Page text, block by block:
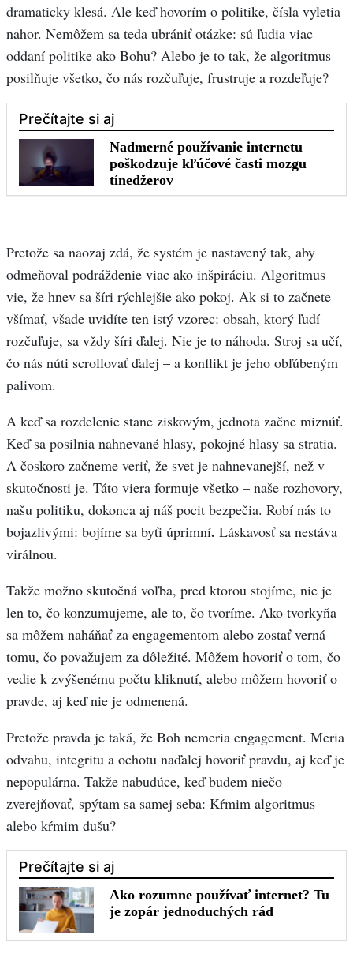
dramaticky klesá. Ale keď hovorím o politike, čísla vyletia
nahor. Nemôžem sa teda ubrániť otázke: sú ľudia viac
oddaní politike ako Bohu? Alebo je to tak, že algoritmus
posilňuje všetko, čo nás rozčuľuje, frustruje a rozdeľuje?
Pretože sa naozaj zdá, že systém je nastavený tak, aby
odmeňoval podráždenie viac ako inšpiráciu. Algoritmus
vie, že hnev sa šíri rýchlejšie ako pokoj. Ak si to začnete
všímať, všade uvidíte ten istý vzorec: obsah, ktorý ľudí
rozčuľuje, sa vždy šíri ďalej. Nie je to náhoda. Stroj sa učí,
čo nás núti scrollovať ďalej – a konflikt je jeho obľúbeným
palivom.
A keď sa rozdelenie stane ziskovým, jednota začne miznúť.
Keď sa posilnia nahnevané hlasy, pokojné hlasy sa stratia.
A čoskoro začneme veriť, že svet je nahnevanejší, než v
skutočnosti je. Táto viera formuje všetko – naše rozhovory,
našu politiku, dokonca aj náš pocit bezpečia. Robí nás to
bojazlivými: bojíme sa byťi úprimní. Láskavosť sa nestáva
virálnou.
Takže možno skutočná voľba, pred ktorou stojíme, nie je
len to, čo konzumujeme, ale to, čo tvoríme. Ako tvorkyňa
sa môžem naháňať za engagementom alebo zostať verná
tomu, čo považujem za dôležité. Môžem hovoriť o tom, čo
vedie k zvýšenému počtu kliknutí, alebo môžem hovoriť o
pravde, aj keď nie je odmenená.
Pretože pravda je taká, že Boh nemeria engagement. Meria
odvahu, integritu a ochotu naďalej hovoriť pravdu, aj keď je
nepopulárna. Takže nabudúce, keď budem niečo
zverejňovať, spýtam sa samej seba: Kŕmim algoritmus
alebo kŕmim dušu?